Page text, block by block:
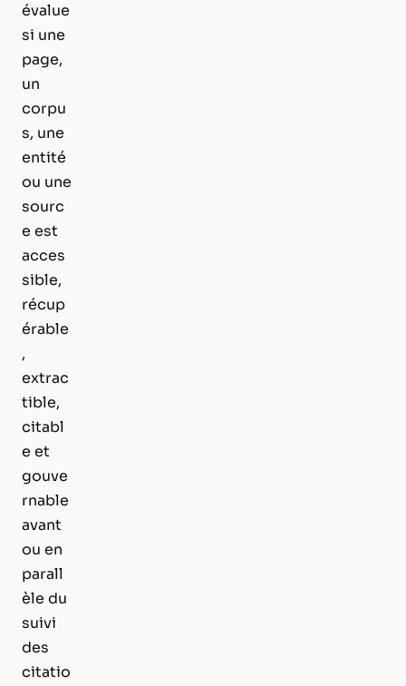
évalue
si une
page,
un
corpu
s, une
entité
ou une
sourc
e est
acces
sible,
récup
érable
,
extrac
tible,
citabl
e et
gouve
rnable
avant
ou en
parall
èle du
suivi
des
citatio